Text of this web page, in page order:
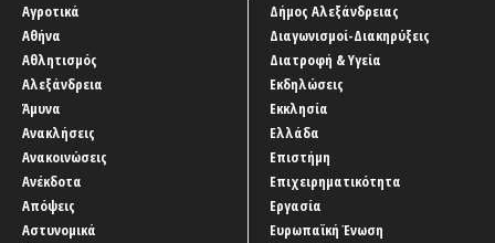
Αγροτικά
Αθήνα
Αθλητισμός
Αλεξάνδρεια
Άμυνα
Ανακλήσεις
Ανακοινώσεις
Ανέκδοτα
Απόψεις
Αστυνομικά
Δήμος Αλεξάνδρειας
Διαγωνισμοί-Διακηρύξεις
Διατροφή & Υγεία
Εκδηλώσεις
Εκκλησία
Ελλάδα
Επιστήμη
Επιχειρηματικότητα
Εργασία
Ευρωπαϊκή Ένωση